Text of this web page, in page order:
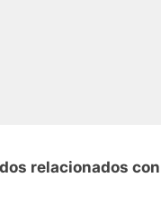
relacionados